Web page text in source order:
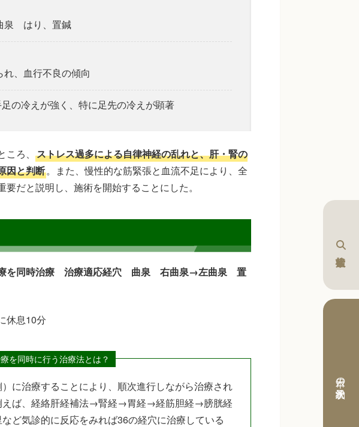
本日の予約状況
泉 はり、置鍼
、血行不良の傾向
の冷えが強く、特に足先の冷えが顕著
ろ、 ストレス過多による自律神経の乱れと、肝・腎の
因と判断。また、慢性的な筋緊張と血流不足により、全
だと説明し、施術を開始することにした。
療を同時治療 治療適応経穴 曲泉 右曲泉→左曲泉 置
休息10分
を同時に行う治療法とは？
に治療することにより、順次進行しながら治療され
えば、経絡肝経補法→腎経→胃経→経筋胆経→膀胱経
気診的に反応をみれば36の経穴に治療している